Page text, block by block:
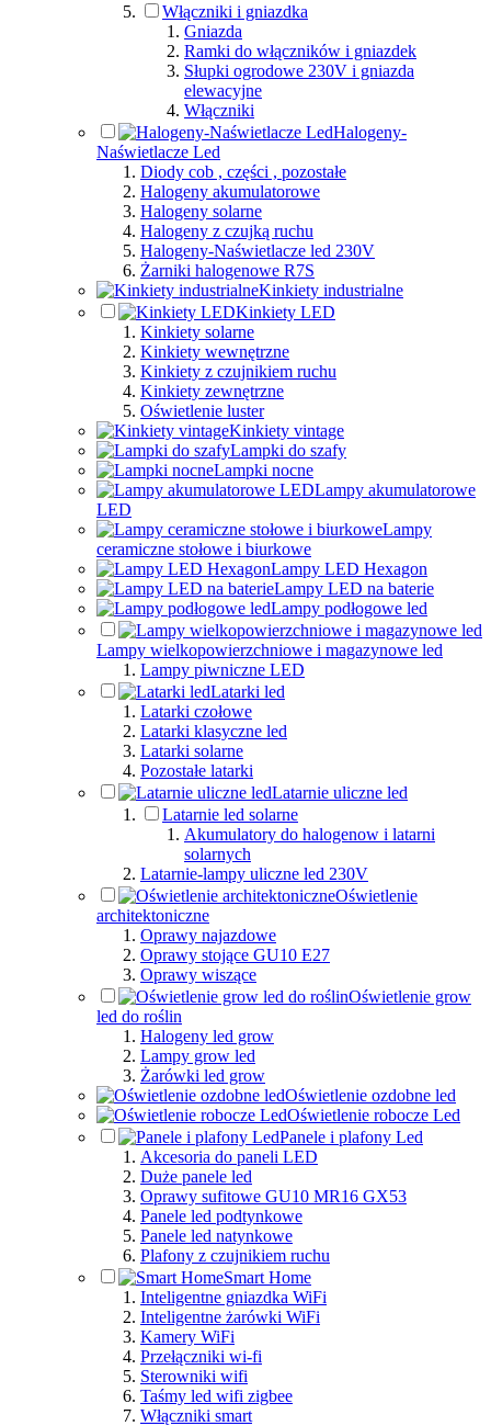
Włączniki i gniazdka
Gniazda
Ramki do włączników i gniazdek
Słupki ogrodowe 230V i gniazda
elewacyjne
Włączniki
Halogeny-
Naświetlacze Led
Diody cob , części , pozostałe
Halogeny akumulatorowe
Halogeny solarne
Halogeny z czujką ruchu
Halogeny-Naświetlacze led 230V
Żarniki halogenowe R7S
Kinkiety industrialne
Kinkiety LED
Kinkiety solarne
Kinkiety wewnętrzne
Kinkiety z czujnikiem ruchu
Kinkiety zewnętrzne
Oświetlenie luster
Kinkiety vintage
Lampki do szafy
Lampki nocne
Lampy akumulatorowe
LED
Lampy
ceramiczne stołowe i biurkowe
Lampy LED Hexagon
Lampy LED na baterie
Lampy podłogowe led
Lampy wielkopowierzchniowe i magazynowe led
Lampy piwniczne LED
Latarki led
Latarki czołowe
Latarki klasyczne led
Latarki solarne
Pozostałe latarki
Latarnie uliczne led
Latarnie led solarne
Akumulatory do halogenow i latarni
solarnych
Latarnie-lampy uliczne led 230V
Oświetlenie
architektoniczne
Oprawy najazdowe
Oprawy stojące GU10 E27
Oprawy wiszące
Oświetlenie grow
led do roślin
Halogeny led grow
Lampy grow led
Żarówki led grow
Oświetlenie ozdobne led
Oświetlenie robocze Led
Panele i plafony Led
Akcesoria do paneli LED
Duże panele led
Oprawy sufitowe GU10 MR16 GX53
Panele led podtynkowe
Panele led natynkowe
Plafony z czujnikiem ruchu
Smart Home
Inteligentne gniazdka WiFi
Inteligentne żarówki WiFi
Kamery WiFi
Przełączniki wi-fi
Sterowniki wifi
Taśmy led wifi zigbee
Włączniki smart